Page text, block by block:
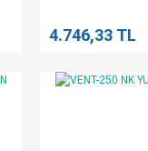
4.746,33 TL